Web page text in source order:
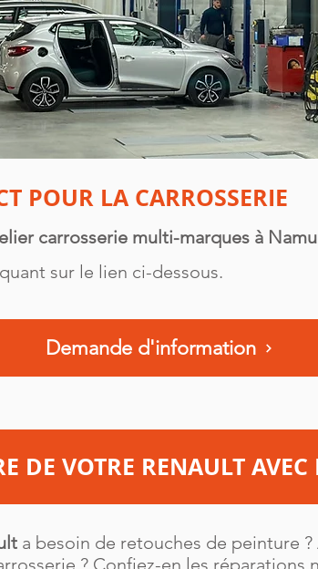
POUR LA CARROSSERIE
carrosserie multi-marques à
sur le lien ci-dessous.
Demande d'information
DE VOTRE RENAULT
a besoin de retouches de peinture
? Confiez-en les réparations